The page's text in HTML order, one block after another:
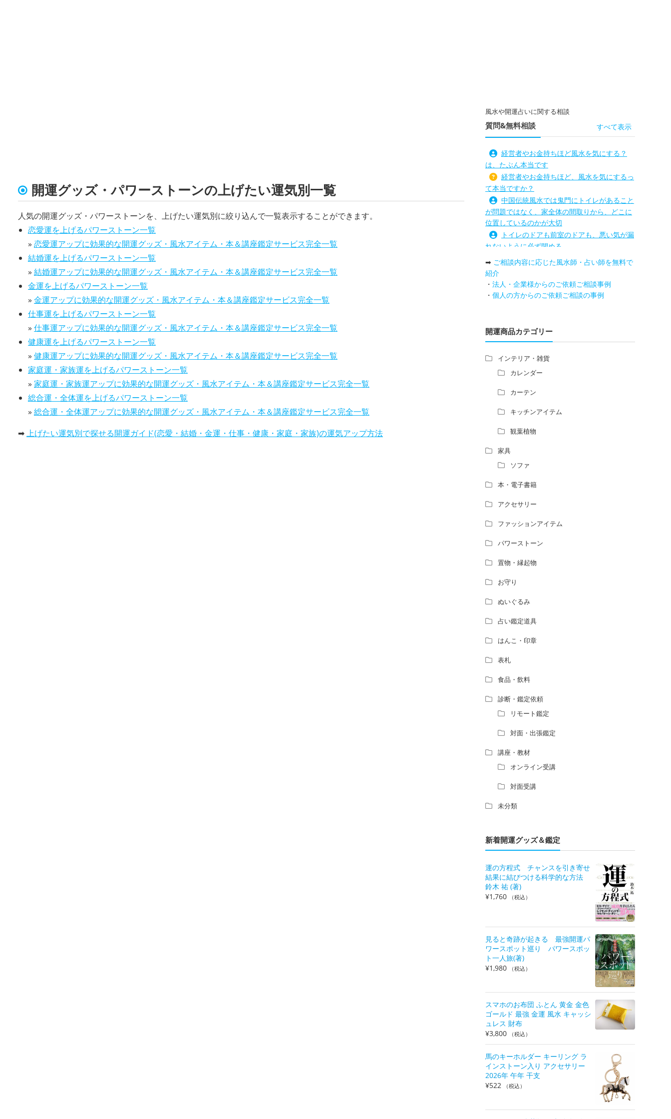
開運グッズ・パワーストーンの上げたい運気別一覧
人気の開運グッズ・パワーストーンを、上げたい運気別に絞り込んで一覧表示することができます。
恋愛運を上げるパワーストーン一覧
» 恋愛運アップに効果的な開運グッズ・風水アイテム・本＆講座鑑定サービス完全一覧
結婚運を上げるパワーストーン一覧
» 結婚運アップに効果的な開運グッズ・風水アイテム・本＆講座鑑定サービス完全一覧
金運を上げるパワーストーン一覧
» 金運アップに効果的な開運グッズ・風水アイテム・本＆講座鑑定サービス完全一覧
仕事運を上げるパワーストーン一覧
» 仕事運アップに効果的な開運グッズ・風水アイテム・本＆講座鑑定サービス完全一覧
健康運を上げるパワーストーン一覧
» 健康運アップに効果的な開運グッズ・風水アイテム・本＆講座鑑定サービス完全一覧
家庭運・家族運を上げるパワーストーン一覧
» 家庭運・家族運アップに効果的な開運グッズ・風水アイテム・本＆講座鑑定サービス完全一覧
総合運・全体運を上げるパワーストーン一覧
» 総合運・全体運アップに効果的な開運グッズ・風水アイテム・本＆講座鑑定サービス完全一覧
➡上げたい運気別で探せる開運ガイド(恋愛・結婚・金運・仕事・健康・家庭・家族)の運気アップ方法
風水や開運占いに関する相談
質問&無料相談 すべて表示
経営者やお金持ちほど風水を気にする？
は、たぶん本当です
経営者やお金持ちほど、風水を気にするっ
て本当ですか？
中国伝統風水では鬼門にトイレがあること
が問題ではなく、家全体の間取りから、どこに
位置しているのかが大切
トイレのドアも前室のドアも、悪い気が漏
れないように必ず閉める
路沖殺対策としては、お庭に道路との垣根
を造られるとよい
庭を広げると路沖殺（ろちゅうさつ）は防
げますか？
方角にあるトイレの位置はずれますか？
青澄杏樹 （アオスミアンジュ）先生から
占い師さんは、幽霊を見たことがあります
か？
家相風水の診断・鑑定料金や相場について
風水の流派について教えてください。
か？
風水師になるには、どんな勉強をすればい
いですか？
➡ ご相談内容に応じた風水師・占い師を無料で
紹介
・ 法人・企業様からのご依頼ご相談事例
・ 個人の方からのご依頼ご相談の事例
開運商品カテゴリー
インテリア・雑貨
カレンダー
カーテン
キッチンアイテム
観葉植物
家具
ソファ
本・電子書籍
アクセサリー
ファッションアイテム
パワーストーン
置物・縁起物
お守り
ぬいぐるみ
占い鑑定道具
はんこ・印章
表札
食品・飲料
診断・鑑定依頼
リモート鑑定
対面・出張鑑定
講座・教材
オンライン受講
対面受講
未分類
新着開運グッズ＆鑑定
運の方程式 チャンスを引き寄せ
結果に結びつける科学的な方法
鈴木 祐 (著)
¥1,760 （税込）
見ると奇跡が起きる 最強開運パ
ワースポット巡り パワースポッ
ト一人旅(著)
¥1,980 （税込）
スマホのお布団 ふとん 黄金 金色
ゴールド 最強 金運 風水 キャッシ
ュレス 財布
¥3,800 （税込）
馬のキーホルダー キーリング ラ
インストーン入り アクセサリー
2026年 午年 干支
¥522 （税込）